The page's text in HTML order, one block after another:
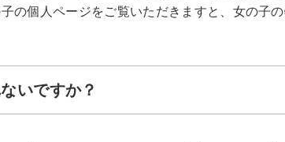
の個人ページをご覧いただきますと、女の子
いですか？